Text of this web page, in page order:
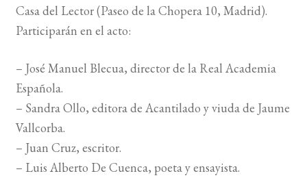
FOREIGN RIGHTS
Casa del Lector (Paseo de la Chopera 10, Madrid).
Participarán en el acto:
– José Manuel Blecua, director de la Real Academia
Española.
– Sandra Ollo, editora de Acantilado y viuda de Jaume
Vallcorba.
– Juan Cruz, escritor.
– Luis Alberto De Cuenca, poeta y ensayista.